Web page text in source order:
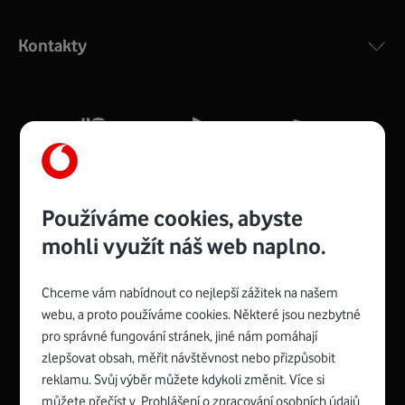
silný signál pro celou domácnost. Kompaktní rozměry 21
Více o COMPAL CH7465VF
Zyxel VMG8623-T50B:
Rozměry modemu jsou 16 x 22 x 7,5 cm (včetně stojánku)
a nabízí 4 gigabitové LAN porty a bezdrátové připojení Wi-
Spojte se s Vodafonem
Kontakty
Používáme cookies, abyste
mohli využít náš web naplno.
Chceme vám nabídnout co nejlepší zážitek na našem
webu, a proto používáme cookies. Některé jsou nezbytné
pro správné fungování stránek, jiné nám pomáhají
zlepšovat obsah, měřit návštěvnost nebo přizpůsobit
reklamu. Svůj výběr můžete kdykoli změnit. Více si
můžete přečíst v Prohlášení o zpracování osobních údajů